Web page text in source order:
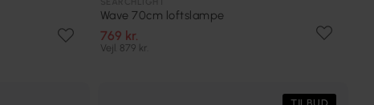
Wave 70cm loftslampe
769 kr.
Vejl. 879 kr.